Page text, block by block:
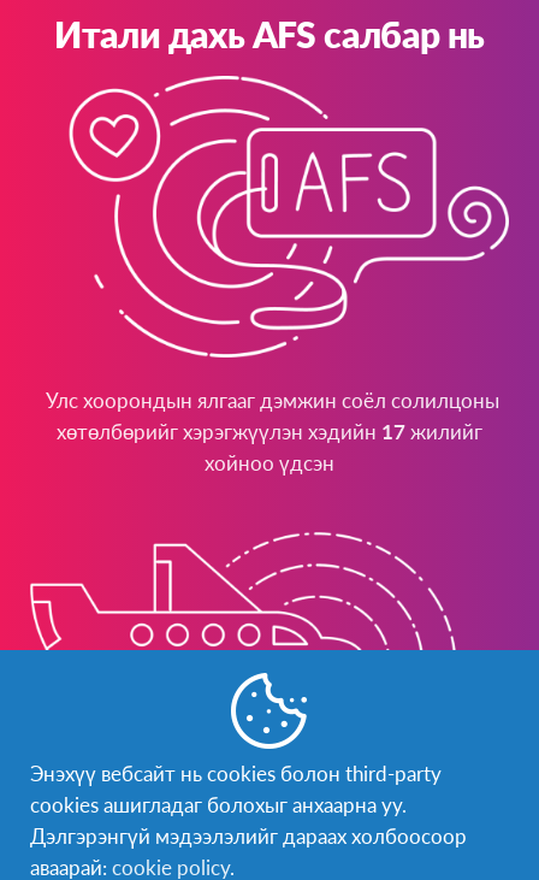
Итали дахь AFS салбар нь
Улс хоорондын ялгааг дэмжин соёл солилцоны
хөтөлбөрийг хэрэгжүүлэн хэдийн 17жилийг
хойноо үдсэн
Жил бүр гадаад орны 1000+ гаруй хүүхдүүдийг
хүлээн авч 350 сурагчдаа бусад улсууд руу
Энэхүү вебсайт нь cookies болон third-party
cookies ашигладаг болохыг анхаарна уу.
Дэлгэрэнгүй мэдээлэлийг дараах холбоосоор
аваарай: cookie policy.